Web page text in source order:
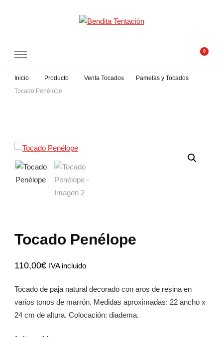
Bendita Tentación
0
Inicio Producto Venta Tocados
Pamelas y Tocados
Tocado Penélope
Tocado Penélope
110,00€ IVA incluido
Tocado de paja natural decorado con aros de resina en
varios tonos de marrón. Medidas aproximadas: 22 ancho x
24 cm de altura. Colocación: diadema.